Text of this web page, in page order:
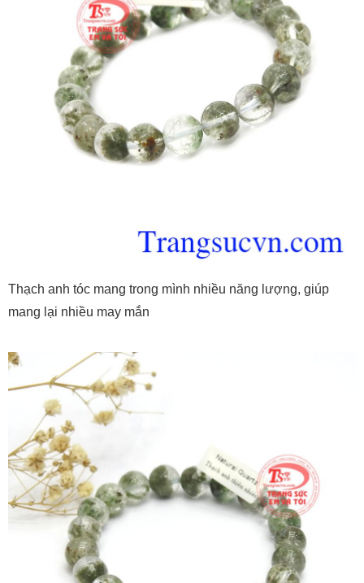
Thạch anh tóc mang trong mình nhiều năng lượng, giúp
mang lại nhiều may mắn